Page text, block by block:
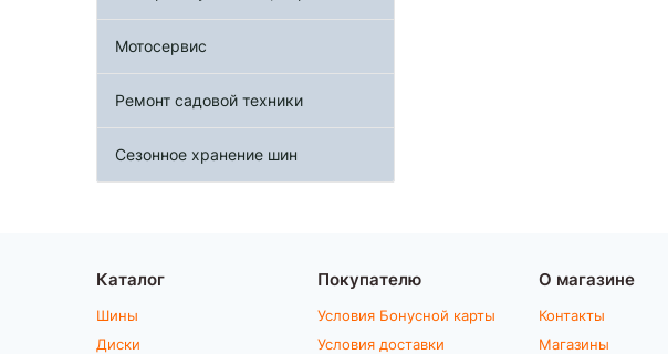
Мотосервис
Ремонт садовой техники
Сезонное хранение шин
Каталог
Шины
Диски
Покупателю
Условия Бонусной карты
Условия доставки
О магазине
Контакты
Магазины